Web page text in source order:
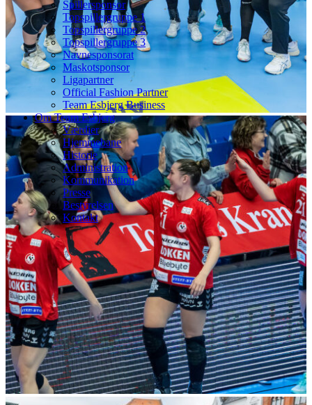
Spillersponsor
Topspillergruppe 1
Topspillergruppe 2
Topspillergruppe 3
Navnesponsorat
Maskotsponsor
Ligapartner
Official Fashion Partner
Team Esbjerg Business
Om Team Esbjerg
Værdier
Hjemmebane
Historie
Administration
Kommunikation
Presse
Bestyrelsen
Kontakt